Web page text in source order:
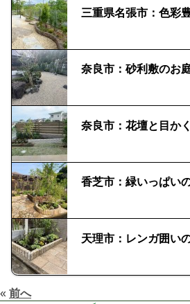
天理市：レンガ囲い
« 前へ